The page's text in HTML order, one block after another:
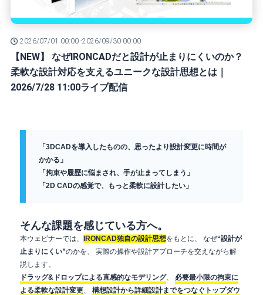
2026/07/01 00:00 -2026/09/30 00:00
【NEW】 なぜIRONCADだと設計が止まりにくいのか？
柔軟な設計対応を支えるユニークな設計思想とは｜
2026/7/28 11:00ライブ配信
「3DCADを導入したものの、思ったより設計変更に時間が
かかる」
「拘束や履歴に悩まされ、手が止まってしまう」
「2D CADの感覚で、もっと柔軟に設計したい」
そんな課題を感じている方へ。
本ウェビナーでは、 IRONCAD独自の設計思想をもとに、 なぜ“設計が
止まりにくい”のかを、 実際の操作や設計アプローチを交えながら解
説します。
ドラッグ&ドロップによる直感的なモデリング、 必要最小限の拘束に
よる柔軟な設計変更、 構想設計から詳細設計までをつなぐトップダウ